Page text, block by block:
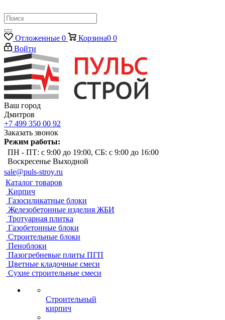
Отложенные 0 Корзина0 0
Войти
Ваш город
Дмитров
+7 499 350 00 92
Заказать звонок
Режим работы:
ПН - ПТ: с 9:00 до 19:00, СБ: с 9:00 до 16:00
Воскресенье Выходной
sale@puls-stroy.ru
Каталог товаров
Кирпич
Газосиликатные блоки
Железобетонные изделия ЖБИ
Тротуарная плитка
Газобетонные блоки
Строительные блоки
Пеноблоки
Пазогребневые плиты ПГП
Цветные кладочные смеси
Сухие строительные смеси
Строительный
кирпич